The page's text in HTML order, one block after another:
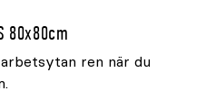
80x80cm
ren när du